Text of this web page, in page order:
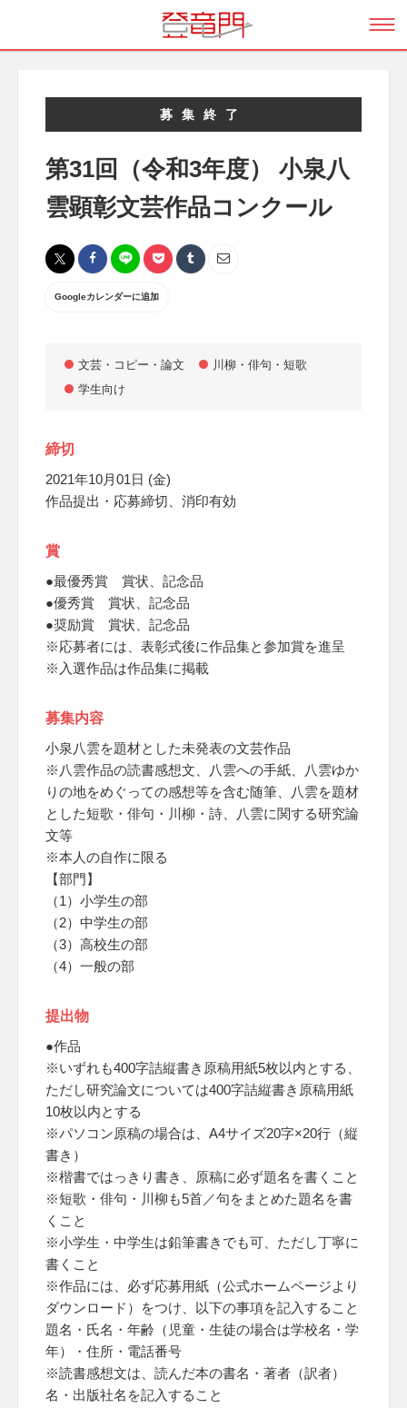
募集終了
第31回（令和3年度） 小泉八
雲顕彰文芸作品コンクール
Googleカレンダーに追加
文芸・コピー・論文
川柳・俳句・短歌
学生向け
締切
2021年10月01日 (金)
作品提出・応募締切、消印有効
賞
●最優秀賞 賞状、記念品
●優秀賞 賞状、記念品
●奨励賞 賞状、記念品
※応募者には、表彰式後に作品集と参加賞を進呈
※入選作品は作品集に掲載
募集内容
小泉八雲を題材とした未発表の文芸作品
※八雲作品の読書感想文、八雲への手紙、八雲ゆか
りの地をめぐっての感想等を含む随筆、八雲を題材
とした短歌・俳句・川柳・詩、八雲に関する研究論
文等
※本人の自作に限る
【部門】
（1）小学生の部
（2）中学生の部
（3）高校生の部
（4）一般の部
提出物
●作品
※いずれも400字詰縦書き原稿用紙5枚以内とする、
ただし研究論文については400字詰縦書き原稿用紙
10枚以内とする
※パソコン原稿の場合は、A4サイズ20字×20行（縦
書き）
※楷書ではっきり書き、原稿に必ず題名を書くこと
※短歌・俳句・川柳も5首／句をまとめた題名を書
くこと
※小学生・中学生は鉛筆書きでも可、ただし丁寧に
書くこと
※作品には、必ず応募用紙（公式ホームページより
ダウンロード）をつけ、以下の事項を記入すること
題名・氏名・年齢（児童・生徒の場合は学校名・学
年）・住所・電話番号
※読書感想文は、読んだ本の書名・著者（訳者）
名・出版社名を記入すること